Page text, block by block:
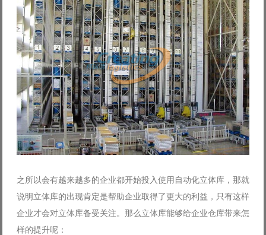
之所以会有越来越多的企业都开始投入使用自动化立体库，那就
说明立体库的出现肯定是帮助企业取得了更大的利益，只有这样
企业才会对立体库备受关注。那么立体库能够给企业仓库带来怎
样的提升呢：